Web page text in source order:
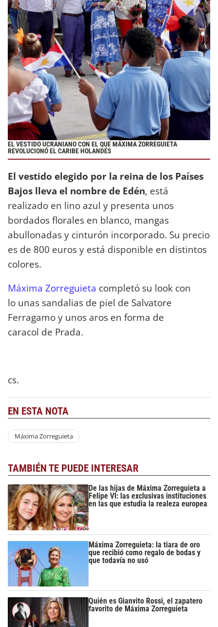
EL VESTIDO UCRANIANO CON EL QUE MÁXIMA ZORREGUIETA
REVOLUCIONÓ EL CARIBE HOLANDÉS
El vestido elegido por la reina de los Países
Bajos lleva el nombre de Edén, está
realizado en lino azul y presenta unos
bordados florales en blanco, mangas
abullonadas y cinturón incorporado. Su precio
es de 800 euros y está disponible en distintos
colores.
Máxima Zorreguieta completó su look con
lo unas sandalias de piel de Salvatore
Ferragamo y unos aros en forma de
caracol de Prada.
cs.
EN ESTA NOTA
Máxima Zorreguieta
TAMBIÉN TE PUEDE INTERESAR
De las hijas de Máxima Zorreguieta a
Felipe VI: las exclusivas instituciones
en las que estudia la realeza europea
Máxima Zorreguieta: la tiara de oro
que recibió como regalo de bodas y
que todavía no usó
Quién es Gianvito Rossi, el zapatero
favorito de Máxima Zorreguieta